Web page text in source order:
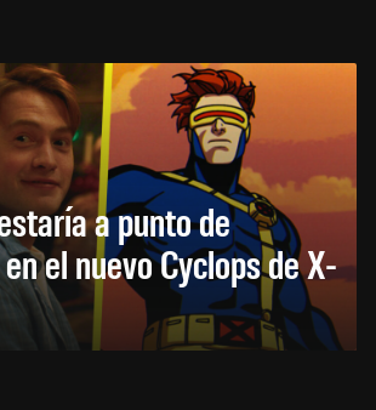
a punto de
el nuevo Cyclops de X-